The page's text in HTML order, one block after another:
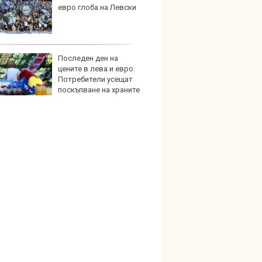
евро глоба на Левски
Последен ден на
цените в лева и евро:
Потребители усещат
поскъпване на храните